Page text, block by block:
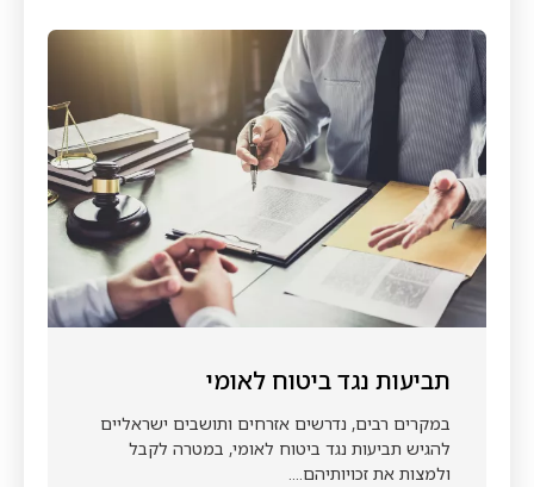
תביעות נגד ביטוח לאומי
במקרים רבים, נדרשים אזרחים ותושבים ישראליים
להגיש תביעות נגד ביטוח לאומי, במטרה לקבל
ולמצות את זכויותיהם....